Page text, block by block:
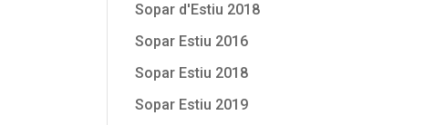
Sopar d'Estiu 2018
Sopar Estiu 2016
Sopar Estiu 2018
Sopar Estiu 2019